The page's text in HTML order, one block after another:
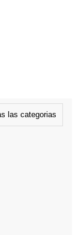
las categorias